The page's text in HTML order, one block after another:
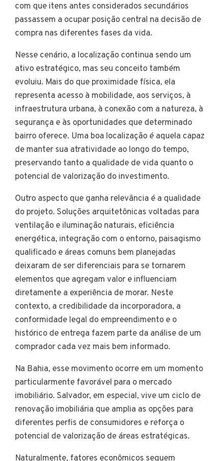
com que itens antes considerados secundários
passassem a ocupar posição central na decisão de
compra nas diferentes fases da vida.
Nesse cenário, a localização continua sendo um
ativo estratégico, mas seu conceito também
evoluiu. Mais do que proximidade física, ela
representa acesso à mobilidade, aos serviços, à
infraestrutura urbana, à conexão com a natureza, à
segurança e às oportunidades que determinado
bairro oferece. Uma boa localização é aquela capaz
de manter sua atratividade ao longo do tempo,
preservando tanto a qualidade de vida quanto o
potencial de valorização do investimento.
Outro aspecto que ganha relevância é a qualidade
do projeto. Soluções arquitetônicas voltadas para
ventilação e iluminação naturais, eficiência
energética, integração com o entorno, paisagismo
qualificado e áreas comuns bem planejadas
deixaram de ser diferenciais para se tornarem
elementos que agregam valor e influenciam
diretamente a experiência de morar. Neste
contexto, a credibilidade da incorporadora, a
conformidade legal do empreendimento e o
histórico de entrega fazem parte da análise de um
comprador cada vez mais bem informado.
Na Bahia, esse movimento ocorre em um momento
particularmente favorável para o mercado
imobiliário. Salvador, em especial, vive um ciclo de
renovação imobiliária que amplia as opções para
diferentes perfis de consumidores e reforça o
potencial de valorização de áreas estratégicas.
Naturalmente, fatores econômicos seguem